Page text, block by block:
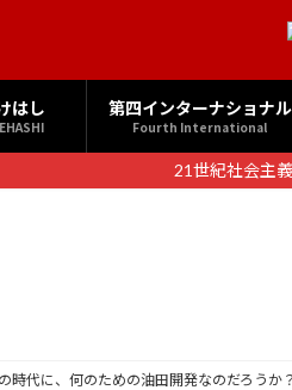
はし 第四インターナショナル
Fourth International
21世紀社会主
時代に、何のための油田開発なのだろうか？